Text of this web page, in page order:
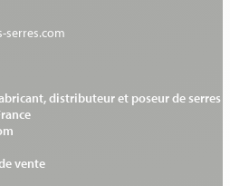
serres.com
distributeur et poseur de serres
vente